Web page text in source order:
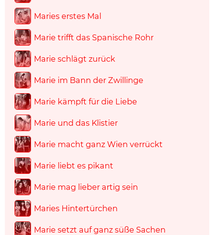
Maries erstes Mal
Marie trifft das Spanische Rohr
Marie schlägt zurück
Marie im Bann der Zwillinge
Marie kämpft für die Liebe
Marie und das Klistier
Marie macht ganz Wien verrückt
Marie liebt es pikant
Marie mag lieber artig sein
Maries Hintertürchen
Marie setzt auf ganz süße Sachen